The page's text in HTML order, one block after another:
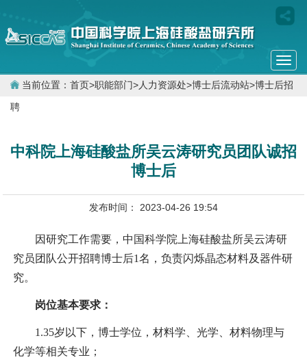
当前位置： 首页>职能部门>人力资源处>博士后流动站>博士后招
聘
中科院上海硅酸盐所吴云涛研究员团队诚招
博士后
发布时间： 2023-04-26 19:54
因研究工作需要，中国科学院上海硅酸盐所吴云涛研
究员团队公开招聘博士后1名，负责闪烁晶态材料及器件研
究。
岗位基本要求：
1.35岁以下，博士学位，材料学、光学、材料物理与
化学等相关专业；